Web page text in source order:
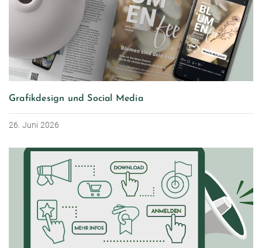
Grafikdesign und Social Media
26. Juni 2026